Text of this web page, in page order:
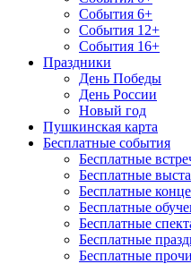
События 6+
События 12+
События 16+
Праздники
День Победы
День России
Новый год
Пушкинская карта
Бесплатные события
Бесплатные
Бесплатные
Бесплатные
Бесплатные
Бесплатные
Бесплатные
Бесплатные